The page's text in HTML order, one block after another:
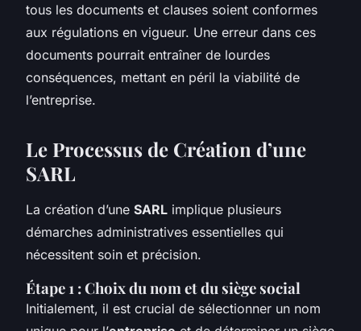
tous les documents et clauses soient conformes
aux régulations en vigueur. Une erreur dans ces
documents pourrait entraîner de lourdes
conséquences, mettant en péril la viabilité de
l’entreprise.
Le Processus de Création d’une
SARL
La création d’une SARL implique plusieurs
démarches administratives essentielles qui
nécessitent soin et précision.
Étape 1 : Choix du nom et du siège social
Initialement, il est crucial de sélectionner un nom